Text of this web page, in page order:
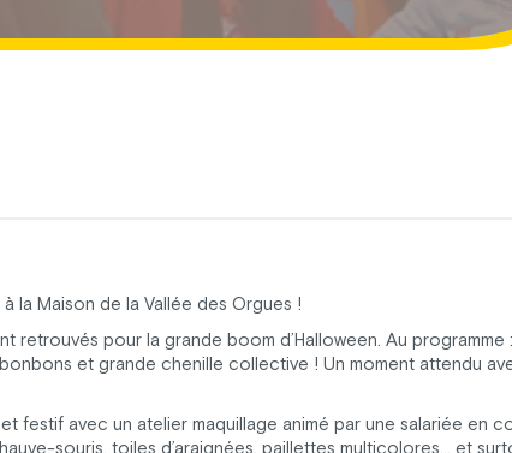
la Maison de la Vallée des Orgues !
retrouvés pour la grande boom d’Halloween. Au programme :
et grande chenille collective ! Un moment attendu
festif avec un atelier maquillage animé par une salariée en
souris, toiles d’araignées, paillettes multicolores… et